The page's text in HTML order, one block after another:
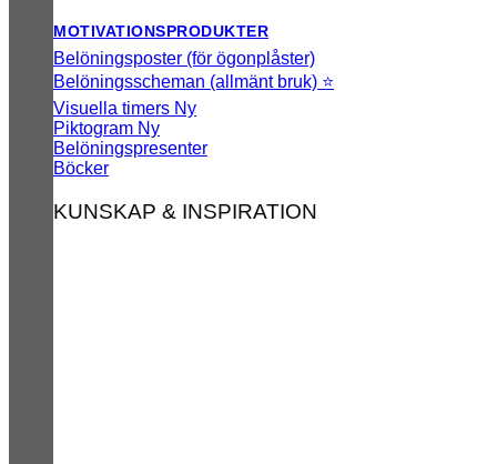
MOTIVATIONSPRODUKTER
Belöningsposter (för ögonplåster)
Belöningsscheman (allmänt bruk) ⭐
Visuella timers
Piktogram
Belöningspresenter
Böcker
KUNSKAP & INSPIRATION